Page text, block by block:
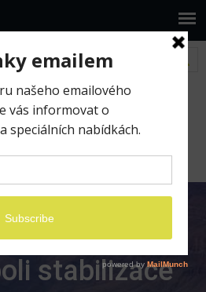
obrazu
se zbavit
stabilizace